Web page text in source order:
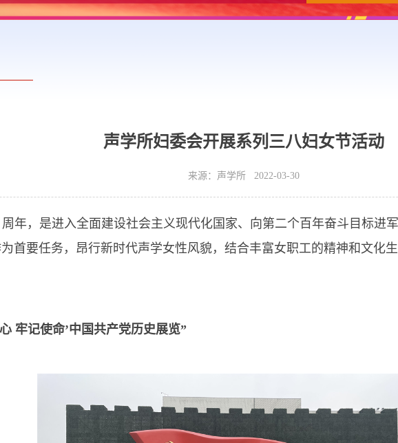
声学所妇委会开展系列三八妇女节活动
来源：声学所 2022-03-30
，是进入全面建设社会主义现代化国家、向第二个百年奋斗目标进
首要任务，昂行新时代声学女性风貌，结合丰富女职工的精神和文化
牢记使命’中国共产党历史展览”